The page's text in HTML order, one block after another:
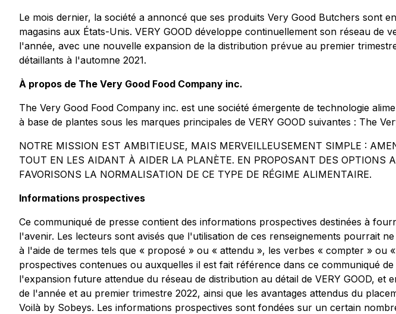
Le mois dernier, la société a annoncé que ses produits Very Good Butchers sont
magasins aux États-Unis. VERY GOOD développe continuellement son réseau
l'année, avec une nouvelle expansion de la distribution prévue au premier
détaillants à l'automne 2021.
À propos de The Very Good Food Company inc.
The Very Good Food Company inc. est une société émergente de technologie
à base de plantes sous les marques principales de VERY GOOD suivantes : The
NOTRE MISSION EST AMBITIEUSE, MAIS MERVEILLEUSEMENT SIMPLE :
TOUT EN LES AIDANT À AIDER LA PLANÈTE. EN PROPOSANT DES
FAVORISONS LA NORMALISATION DE CE TYPE DE RÉGIME ALIMENTAIRE.
Informations prospectives
Ce communiqué de presse contient des informations prospectives destinées à
l'avenir. Les lecteurs sont avisés que l'utilisation de ces renseignements pourrait
à l'aide de termes tels que « proposé » ou « attendu », les verbes « compter »
prospectives contenues ou auxquelles il est fait référence dans ce communiqué
l'expansion future attendue du réseau de distribution au détail de VERY GOOD,
de l'année et au premier trimestre 2022, ainsi que les avantages attendus du
Voilà by Sobeys. Les informations prospectives sont fondées sur un certain